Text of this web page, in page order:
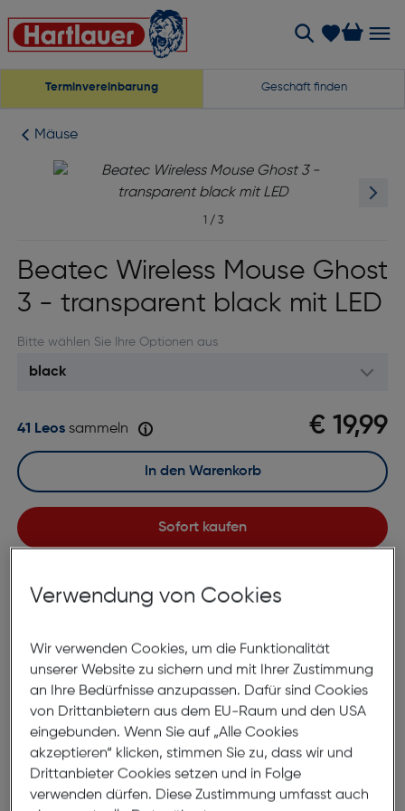
Terminvereinbarung Geschäft finden
Mäuse
1 / 3
Beatec Wireless Mouse Ghost
3 - transparent black mit LED
Bitte wählen Sie Ihre Optionen aus
€ 19,99
41 Leossammeln
Sofort kaufen
In den Warenkorb
Lagernd | 2 bis 3 Werktage Lieferzeit
Selbstabholung in Verfügbarkeit prüfen
Produktbeschreibung
Beatec Wireless Mouse Ghost 3 -
transparent black mit LED
Verwendung von Cookies
Wir verwenden Cookies, um die Funktionalität
unserer Website zu sichern und mit Ihrer Zustimmung
an Ihre Bedürfnisse anzupassen. Dafür sind Cookies
von Drittanbietern aus dem EU-Raum und den USA
eingebunden. Wenn Sie auf „Alle Cookies
akzeptieren“ klicken, stimmen Sie zu, dass wir und
Drittanbieter Cookies setzen und in Folge
verwenden dürfen. Diese Zustimmung umfasst auch